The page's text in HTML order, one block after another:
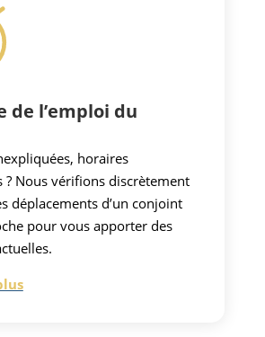
de l’emploi du
horaires
? Nous vérifions discrètement
déplacements d’un conjoint
pour vous apporter des